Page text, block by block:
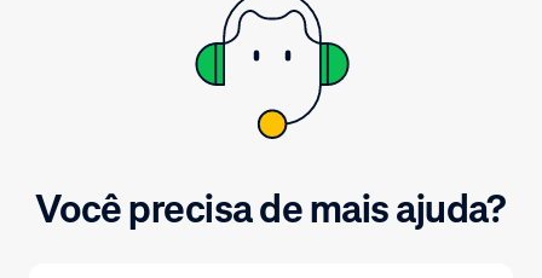
Você precisa de mais ajuda?